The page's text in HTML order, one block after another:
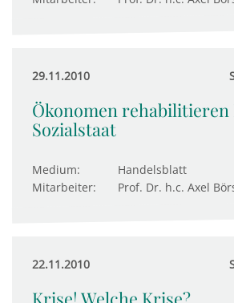
29.11.2010
Ökonomen rehabilitieren
Sozialstaat
Medium:
Handelsblatt
Mitarbeiter:
Prof. Dr. h.c. Axel
22.11.2010
Krise! Welche Krise?